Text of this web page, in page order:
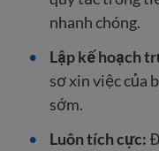
nhanh chóng.
Lập kế hoạch
sơ xin việc của
sớm.
Luôn tích cực: